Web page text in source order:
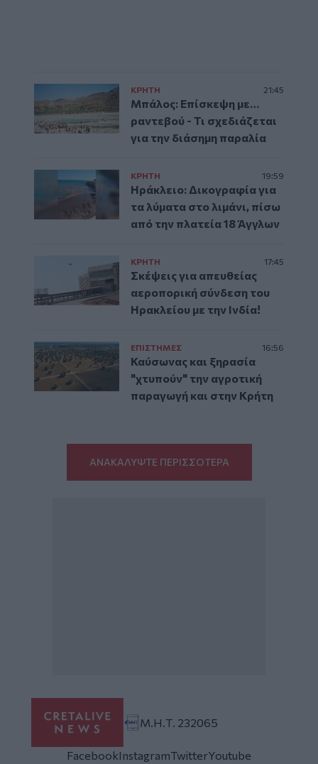
ΚΡΗΤΗ 21:45
Μπάλος: Επίσκεψη με…
ραντεβού - Τι σχεδιάζεται
για την διάσημη παραλία
ΚΡΗΤΗ 19:59
Ηράκλειο: Δικογραφία για
τα λύματα στο λιμάνι, πίσω
από την πλατεία 18 Άγγλων
ΚΡΗΤΗ 17:45
Σκέψεις για απευθείας
αεροπορική σύνδεση του
Ηρακλείου με την Ινδία!
ΕΠΙΣΤΗΜΕΣ 16:56
Καύσωνας και ξηρασία
"χτυπούν" την αγροτική
παραγωγή και στην Κρήτη
ΑΝΑΚΑΛΥΨΤΕ ΠΕΡΙΣΣΟΤΕΡΑ
Μ.Η.Τ. 232065
FacebookInstagramTwitterYoutube